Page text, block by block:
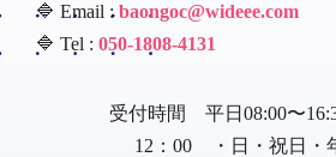
🔷 Email :baongoc@wideee.com
🔷 Tel : 050-1808-4131
受付時間 平日08:00〜
12：00 ・日・祝日・